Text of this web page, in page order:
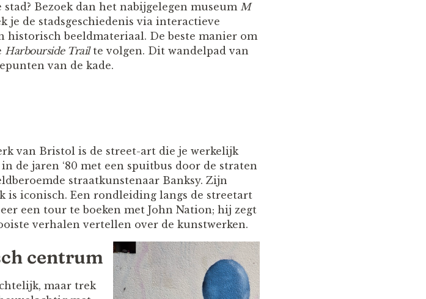
Bezoek dan het nabijgelegen museum M
je de stadsgeschiedenis via interactieve
beeldmateriaal. De beste manier om
Harbourside Trailte volgen. Dit wandelpad van
van de kade.
van Bristol is de street-art die je werkelijk
de jaren ‘80 met een spuitbus door de straten
straatkunstenaar Banksy. Zijn
iconisch. Een rondleiding langs de streetart
een tour te boeken met John Nation; hij zegt
verhalen vertellen over de kunstwerken.
centrum
maar trek